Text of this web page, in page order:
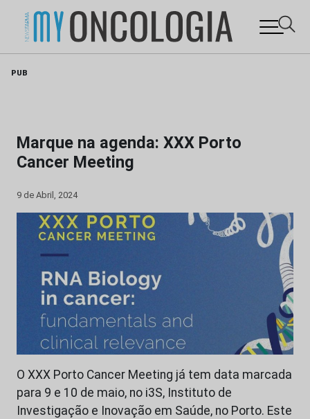
PUB
Marque na agenda: XXX Porto
Cancer Meeting
9 de Abril, 2024
O XXX Porto Cancer Meeting já tem data marcada
para 9 e 10 de maio, no i3S, Instituto de
Investigação e Inovação em Saúde, no Porto. Este